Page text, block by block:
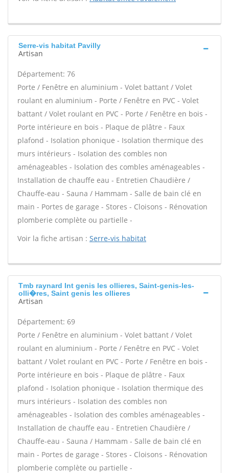
Serre-vis habitat Pavilly
Artisan
Département: 76
Porte / Fenêtre en aluminium - Volet battant / Volet
roulant en aluminium - Porte / Fenêtre en PVC - Volet
battant / Volet roulant en PVC - Porte / Fenêtre en bois -
Porte intérieure en bois - Plaque de plâtre - Faux
plafond - Isolation phonique - Isolation thermique des
murs intérieurs - Isolation des combles non
aménageables - Isolation des combles aménageables -
Installation de chauffe eau - Entretien Chaudière /
Chauffe-eau - Sauna / Hammam - Salle de bain clé en
main - Portes de garage - Stores - Cloisons - Rénovation
plomberie complète ou partielle -
Voir la fiche artisan : Serre-vis habitat
Tmb raynard Int genis les ollieres, Saint-genis-les-
olli�res, Saint genis les ollieres
Artisan
Département: 69
Porte / Fenêtre en aluminium - Volet battant / Volet
roulant en aluminium - Porte / Fenêtre en PVC - Volet
battant / Volet roulant en PVC - Porte / Fenêtre en bois -
Porte intérieure en bois - Plaque de plâtre - Faux
plafond - Isolation phonique - Isolation thermique des
murs intérieurs - Isolation des combles non
aménageables - Isolation des combles aménageables -
Installation de chauffe eau - Entretien Chaudière /
Chauffe-eau - Sauna / Hammam - Salle de bain clé en
main - Portes de garage - Stores - Cloisons - Rénovation
plomberie complète ou partielle -